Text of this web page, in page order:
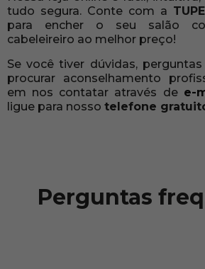
tudo segura. Conte com a
para encher o seu salão
cabeleireiro ao melhor preço!
Se você tiver dúvidas,
procurar aconselhamento
em nos contatar através de e-
ligue para nosso telefone
Perguntas